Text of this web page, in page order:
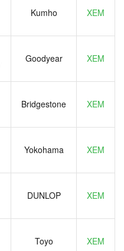
Kumho XEM
Goodyear XEM
Bridgestone XEM
Yokohama XEM
DUNLOP XEM
Toyo XEM